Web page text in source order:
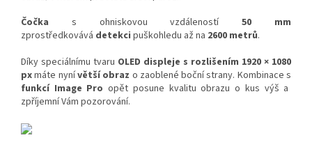
Čočka s ohniskovou vzdáleností50 mm
zprostředkovává detekci puškohledu až na 2600 metrů.
Díky speciálnímu tvaru OLED displeje s rozlišením 1920 × 1080
pxmáte nynívětší obraz o zaoblené boční strany. Kombinace s
funkcí Image Pro opět posune kvalitu obrazu o kus výš a
zpříjemní Vám pozorování.